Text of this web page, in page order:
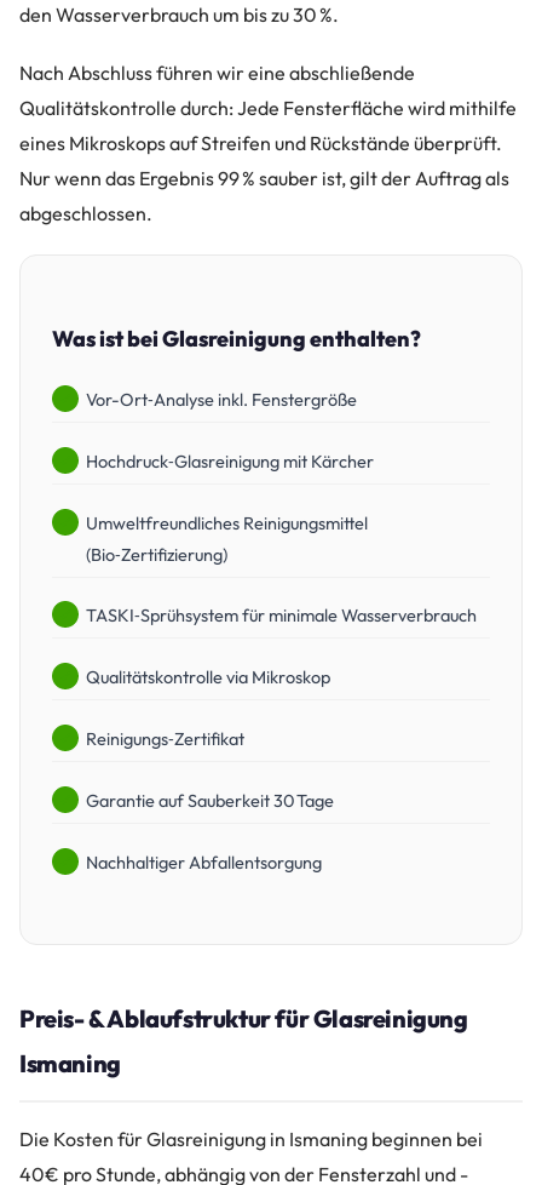
den Wasserverbrauch um bis zu 30 %.
Nach Abschluss führen wir eine abschließende
Qualitätskontrolle durch: Jede Fensterfläche wird mithilfe
eines Mikroskops auf Streifen und Rückstände überprüft.
Nur wenn das Ergebnis 99 % sauber ist, gilt der Auftrag als
abgeschlossen.
Was ist bei Glasreinigung enthalten?
Vor-Ort‑Analyse inkl. Fenstergröße
Hochdruck‑Glasreinigung mit Kärcher
Umweltfreundliches Reinigungsmittel
(Bio‑Zertifizierung)
TASKI‑Sprühsystem für minimale Wasserverbrauch
Qualitätskontrolle via Mikroskop
Reinigungs‑Zertifikat
Garantie auf Sauberkeit 30 Tage
Nachhaltiger Abfallentsorgung
Preis- & Ablaufstruktur für Glasreinigung
Ismaning
Die Kosten für Glasreinigung in Ismaning beginnen bei
40€ pro Stunde, abhängig von der Fensterzahl und -